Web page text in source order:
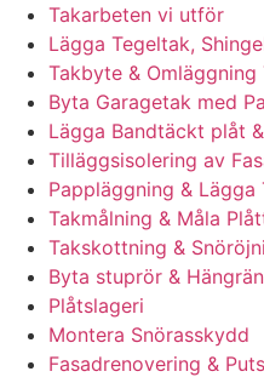
Takarbeten vi utför
Lägga Tegeltak,
Takbyte & Omläggning
Byta Garagetak med
Lägga Bandtäckt plåt
Tilläggsisolering av
Pappläggning & Lägga
Takmålning & Måla
Takskottning &
Byta stuprör &
Plåtslageri
Montera Snörasskydd
Fasadrenovering &